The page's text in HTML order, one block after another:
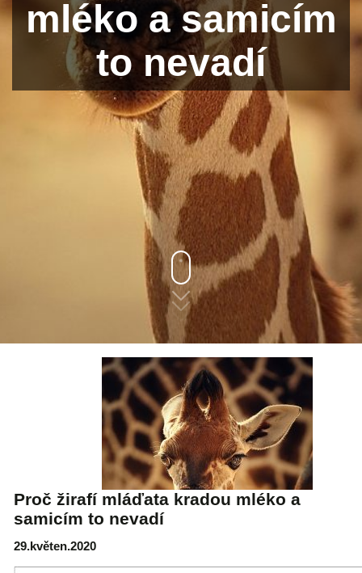
mléko a samicím
to nevadí
Proč žirafí mláďata kradou mléko a
samicím to nevadí
29.květen.2020